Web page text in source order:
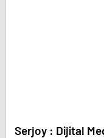
Serjoy : Dijital Medya Ajansı, Google Reklam